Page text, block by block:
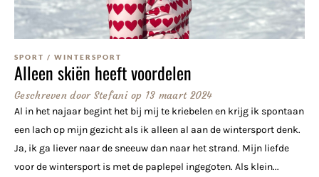
SPORT / WINTERSPORT
Alleen skiën heeft voordelen
Geschreven doorStefani op 13 maart 2024
Al in het najaar begint het bij mij te kriebelen en krijg ik spontaan
een lach op mijn gezicht als ik alleen al aan de wintersport denk.
Ja, ik ga liever naar de sneeuw dan naar het strand. Mijn liefde
voor de wintersport is met de paplepel ingegoten. Als klein...